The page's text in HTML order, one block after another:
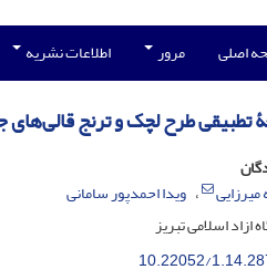
اصلی مرور اطلاعات نشریه
تطبیقی طرح لچک و ترنج
میرزایی
ویدا احمدپور سامانی
ازاد اسلامی تبریز
10.22052/